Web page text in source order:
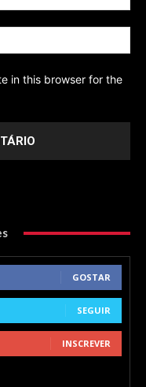
in this browser for the
GOSTAR
SEGUIR
INSCREVER